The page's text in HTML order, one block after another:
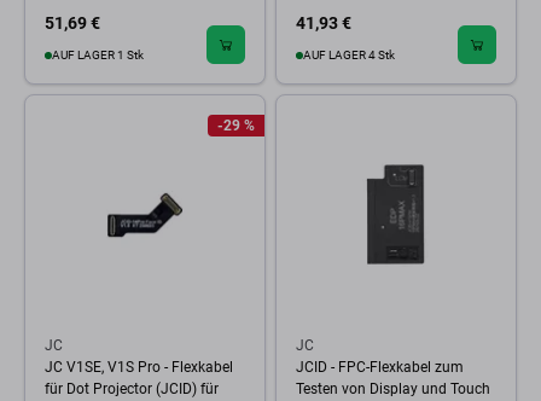
51,69 €
AUF LAGER 1 Stk
41,93 €
AUF LAGER 4 Stk
-29 %
JC
JC V1SE, V1S Pro - Flexkabel
für Dot Projector (JCID) für
JC
JCID - FPC-Flexkabel zum
Testen von Display und Touch